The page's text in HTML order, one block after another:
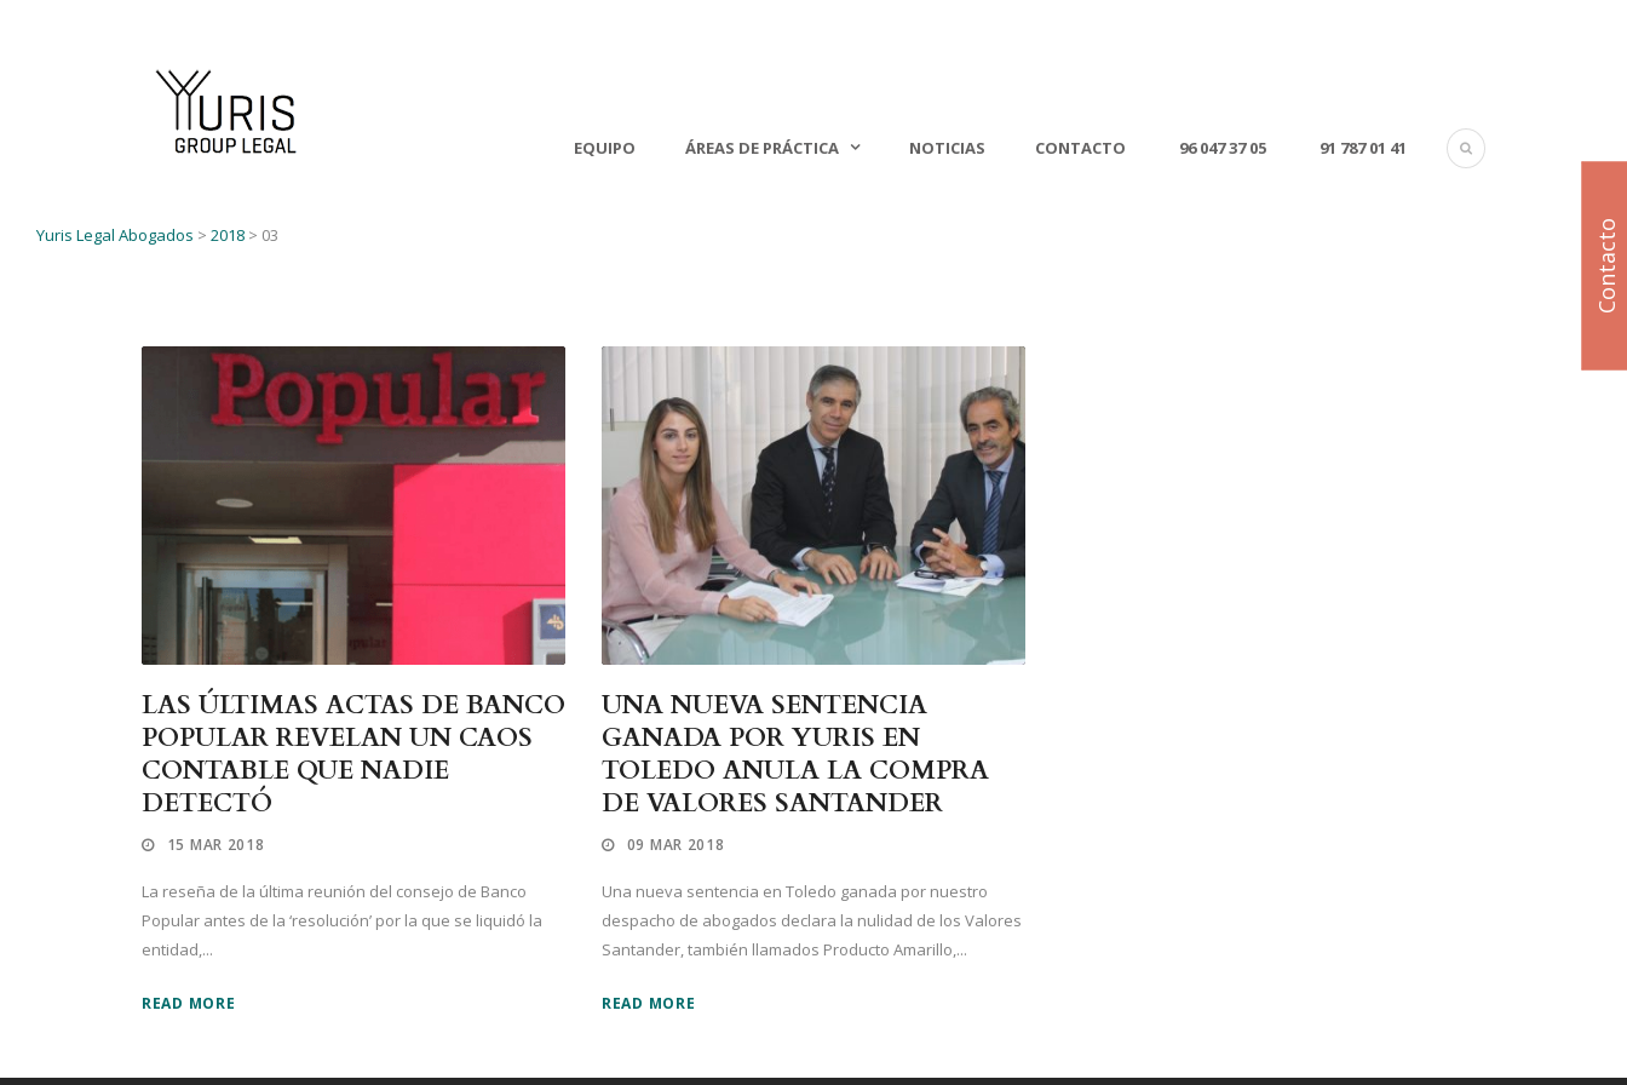
EQUIPO ÁREAS DE PRÁCTICA NOTICIAS CONTACTO 96 047 37 05 91 787 01 41
Yuris Legal Abogados > 2018 > 03
LAS ÚLTIMAS ACTAS DE BANCO
POPULAR REVELAN UN CAOS
CONTABLE QUE NADIE
DETECTÓ
15 MAR 2018
La reseña de la última reunión del consejo de Banco
Popular antes de la ‘resolución’ por la que se liquidó la
entidad,...
READ MORE
UNA NUEVA SENTENCIA
GANADA POR YURIS EN
TOLEDO ANULA LA COMPRA
DE VALORES SANTANDER
09 MAR 2018
Una nueva sentencia en Toledo ganada por nuestro
despacho de abogados declara la nulidad de los Valores
Santander, también llamados Producto Amarillo,...
READ MORE
Contacto